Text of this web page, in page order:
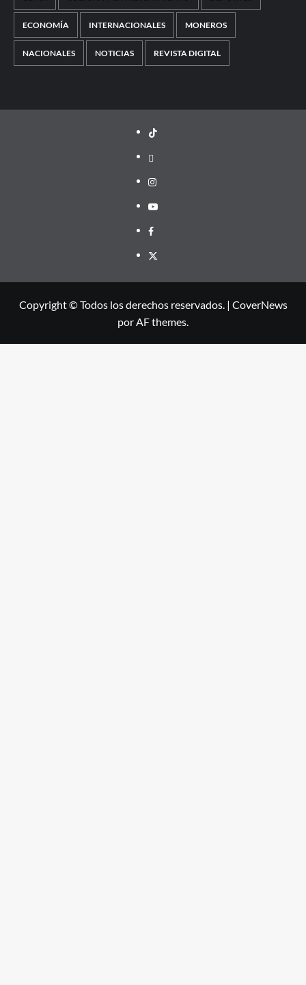
ECONOMÍA INTERNACIONALES MONEROS
NACIONALES NOTICIAS REVISTA DIGITAL
TikTok
threads
Instagram
Youtube
Facebook
X
Copyright © Todos los derechos reservados. | CoverNews
por AF themes.